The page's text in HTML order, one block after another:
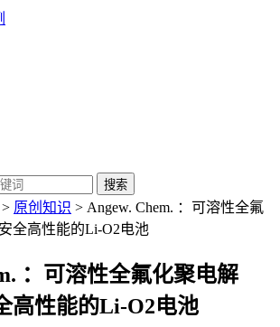
> 原创知识 > Angew. Chem. ：可溶性全氟
全高性能的Li-O2电池
：可溶性全氟化聚电解
高性能的Li-O2电池